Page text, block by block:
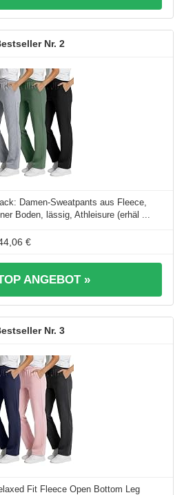
2
Damen-Sweatpants aus Fleece,
Boden, lässig, Athleisure (erhäl ...
€
ANGEBOT »
3
Fit Fleece Open Bottom Leg